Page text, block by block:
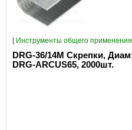
[ Инструменты общего
DRG-36/14M Скрепки,
DRG-ARCUS65, 2000шт.